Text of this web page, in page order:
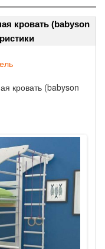
кровать (babyson
кровать (babyson